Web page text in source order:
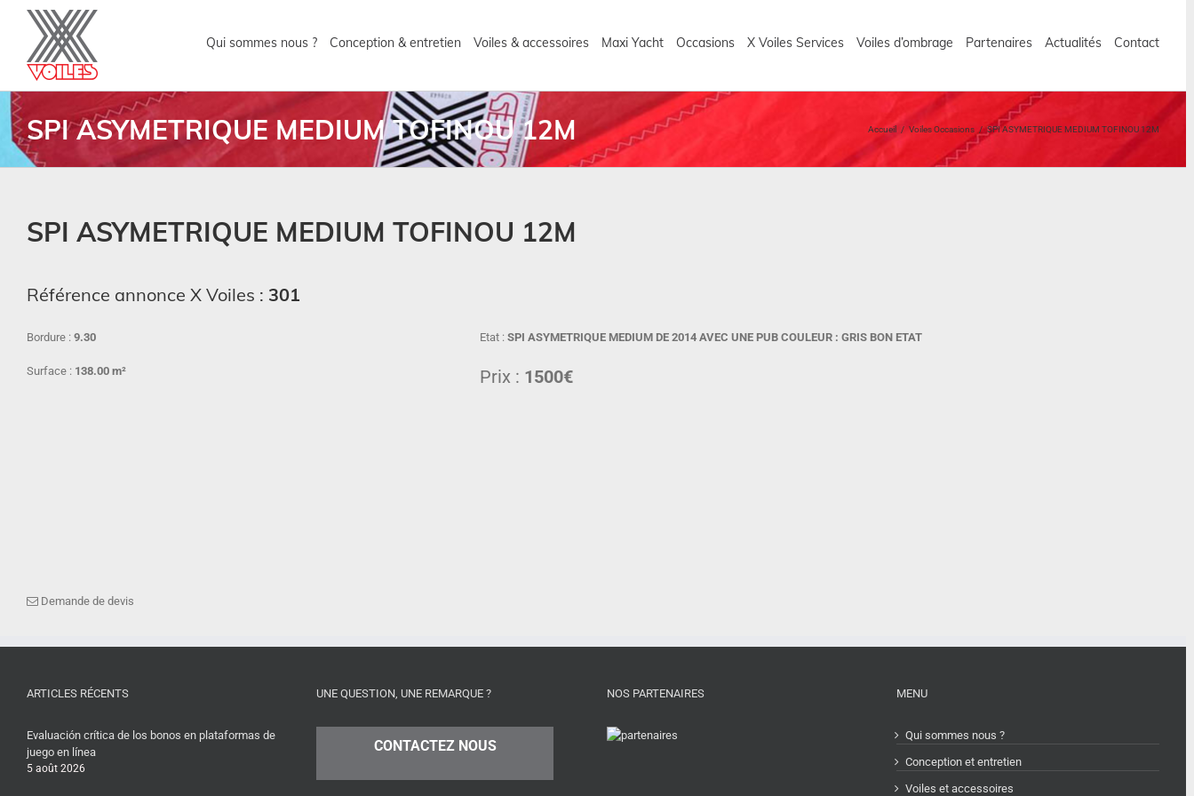
Qui sommes nous ? Conception & entretien Voiles & accessoires Maxi Yacht Occasions X Voiles Services Voiles d’ombrage Partenaires Actualités Contact
SPI ASYMETRIQUE MEDIUM TOFINOU 12M Accueil / Voiles Occasions / SPI ASYMETRIQUE MEDIUM TOFINOU 12M
SPI ASYMETRIQUE MEDIUM TOFINOU 12M
Référence annonce X Voiles : 301
Bordure : 9.30
Surface : 138.00 m²
Etat : SPI ASYMETRIQUE MEDIUM DE 2014 AVEC UNE PUB COULEUR : GRIS BON ETAT
Prix : 1500€
Demande de devis
ARTICLES RÉCENTS
Evaluación crítica de los bonos en plataformas de
juego en línea
5 août 2026
UNE QUESTION, UNE REMARQUE ?
CONTACTEZ NOUS
NOS PARTENAIRES MENU
Qui sommes nous ?
Conception et entretien
Voiles et accessoires